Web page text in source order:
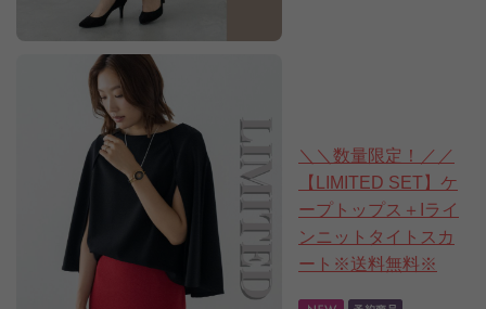
＼＼数量限定！／／
【LIMITED SET】ケ
ープトップス＋Iライ
ンニットタイトスカ
ート※送料無料※